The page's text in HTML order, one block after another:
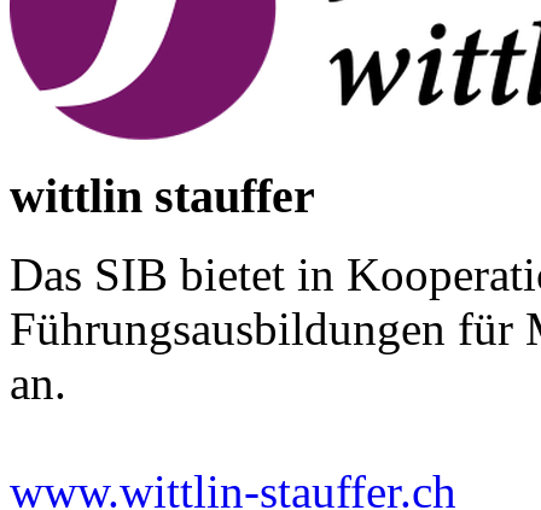
wittlin stauffer
Das SIB bietet in
Führungsausbildungen für
an.
www.wittlin-stauffer.ch